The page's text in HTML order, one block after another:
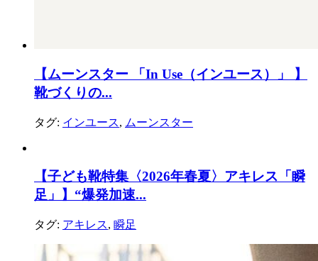
【ムーンスター 「In Use（インユース）」 】
靴づくりの...
タグ: インユース, ムーンスター
【子ども靴特集〈2026年春夏〉アキレス「瞬
足」】“爆発加速...
タグ: アキレス, 瞬足